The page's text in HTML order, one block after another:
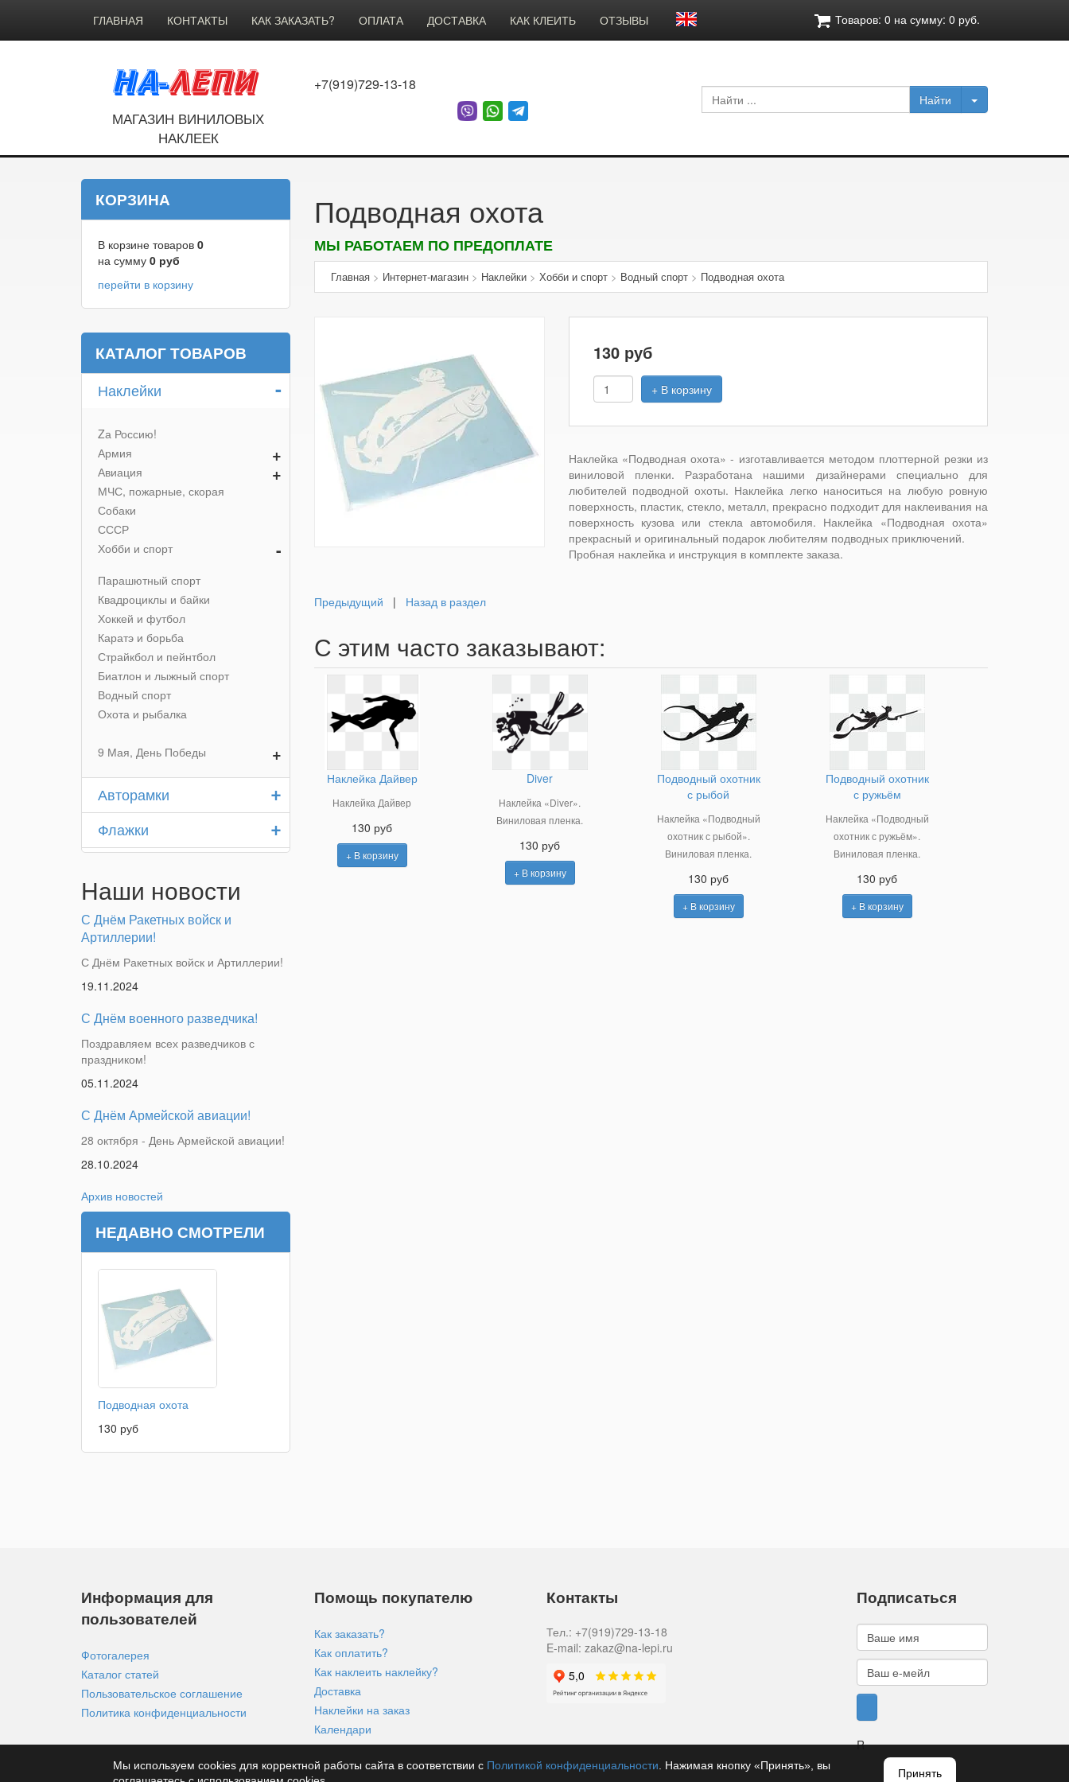
Товаров: 0 на сумму: 0 руб.
ГЛАВНАЯ КОНТАКТЫ КАК ЗАКАЗАТЬ? ОПЛАТА ДОСТАВКА КАК КЛЕИТЬ ОТЗЫВЫ
МАГАЗИН ВИНИЛОВЫХ
НАКЛЕЕК
+7(919)729-13-18
Подводная охота
МЫ РАБОТАЕМ ПО ПРЕДОПЛАТЕ
Главная> Интернет-магазин> Наклейки> Хобби и спорт> Водный спорт> Подводная охота
130руб
+ В корзину
Наклейка «Подводная охота» - изготавливается методом плоттерной резки из
виниловой пленки. Разработана нашими дизайнерами специально для
любителей подводной охоты. Наклейка легко наноситься на любую ровную
поверхность, пластик, стекло, металл, прекрасно подходит для наклеивания на
поверхность кузова или стекла автомобиля. Наклейка «Подводная охота»
прекрасный и оригинальный подарок любителям подводных приключений.
Пробная наклейка и инструкция в комплекте заказа.
Предыдущий | Назад в раздел
С этим часто заказывают:
Наклейка Дайвер
Наклейка Дайвер
130 руб
+ В корзину
Diver
Наклейка «Diver».
Виниловая пленка.
130 руб
+ В корзину
Подводный охотник
с рыбой
Наклейка «Подводный
охотник с рыбой».
Виниловая пленка.
130 руб
+ В корзину
Подводный охотник
с ружьём
Наклейка «Подводный
охотник с ружьём».
Виниловая пленка.
130 руб
+ В корзину
КОРЗИНА
В корзине товаров 0
на сумму 0 руб
перейти в корзину
КАТАЛОГ ТОВАРОВ
-
Наклейки
Zа Россию!
+
Армия
+
Авиация
МЧС, пожарные, скорая
Собаки
СССР
-
Хобби и спорт
Парашютный спорт
Квадроциклы и байки
Хоккей и футбол
Каратэ и борьба
Страйкбол и пейнтбол
Биатлон и лыжный спорт
Водный спорт
Охота и рыбалка
+
9 Мая, День Победы
+
Авторамки
+
Флажки
Наши новости
С Днём Ракетных войск и
Артиллерии!
С Днём Ракетных войск и Артиллерии!
19.11.2024
С Днём военного разведчика!
Поздравляем всех разведчиков с
праздником!
05.11.2024
С Днём Армейской авиации!
28 октября - День Армейской авиации!
28.10.2024
Архив новостей
НЕДАВНО СМОТРЕЛИ
Подводная охота
130 руб
Информация для
пользователей
Фотогалерея
Каталог статей
Пользовательское соглашение
Политика конфиденциальности
Помощь покупателю
Как заказать?
Как оплатить?
Как наклеить наклейку?
Доставка
Наклейки на заказ
Календари
Контакты
Тел.: +7(919)729-13-18
E-mail: zakaz@na-lepi.ru
Подписаться
R
Мы используем cookies для корректной работы сайта в соответствии с Политикой конфиденциальности . Нажимая кнопку «Принять», вы
Принять